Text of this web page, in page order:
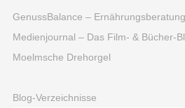
GenussBalance –
Medienjournal – Das Film- & Bücher-
Moelmsche Drehorgel
Blog-Verzeichnisse